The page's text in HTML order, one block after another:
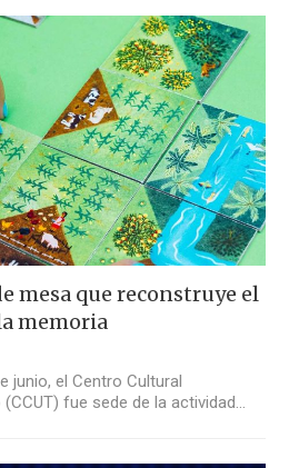
mesa que reconstruye el
memoria
junio, el Centro Cultural
fue sede de la actividad…